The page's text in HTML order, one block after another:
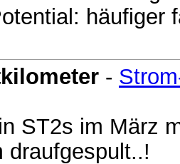
häufiger
-
ST2s im März
draufgespult..!